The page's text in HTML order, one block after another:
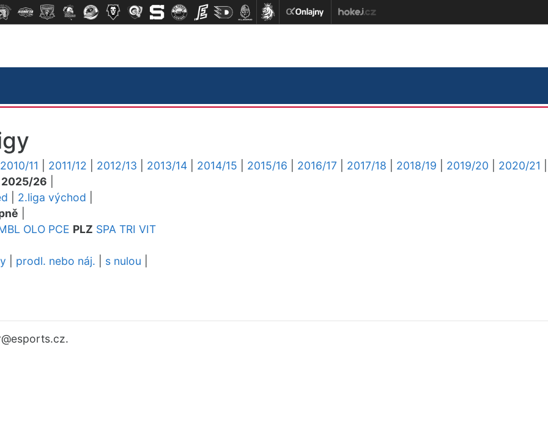
2010/11 2011/12 2012/13 2013/14 2014/15 2015/16 2016/17 2017/18 2018/19 2019/20 2020/21
2025/26
2.liga východ
OLO PCE PLZ SPA TRI VIT
prodl. nebo náj. s nulou
@esports.cz.